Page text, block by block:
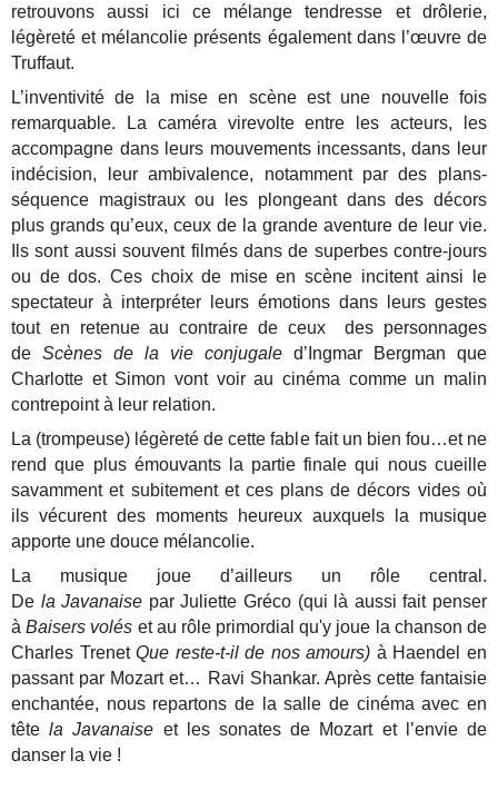
retrouvons aussi ici ce mélange tendresse et drôlerie,
légèreté et mélancolie présents également dans l’œuvre de
Truffaut.
L’inventivité de la mise en scène est une nouvelle fois
remarquable. La caméra virevolte entre les acteurs, les
accompagne dans leurs mouvements incessants, dans leur
indécision, leur ambivalence, notamment par des plans-
séquence magistraux ou les plongeant dans des décors
plus grands qu’eux, ceux de la grande aventure de leur vie.
Ils sont aussi souvent filmés dans de superbes contre-jours
ou de dos. Ces choix de mise en scène incitent ainsi le
spectateur à interpréter leurs émotions dans leurs gestes
tout en retenue au contraire de ceux des personnages
deScènes de la vie conjugaled’Ingmar Bergman que
Charlotte et Simon vont voir au cinéma comme un malin
contrepoint à leur relation.
La (trompeuse) légèreté de cette fable fait un bien fou…et ne
rend que plus émouvants la partie finale qui nous cueille
savamment et subitement et ces plans de décors vides où
ils vécurent des moments heureux auxquels la musique
apporte une douce mélancolie.
La musique joue d’ailleurs un rôle central.
De la Javanaise par Juliette Gréco (qui là aussi fait penser
àBaisers volés et au rôle primordial qu'y joue la chanson de
Charles TrenetQue reste-t-il de nos amours) à Haendel en
passant par Mozart et… Ravi Shankar. Après cette fantaisie
enchantée, nous repartons de la salle de cinéma avec en
têtela Javanaise et les sonates de Mozart et l’envie de
danser la vie !